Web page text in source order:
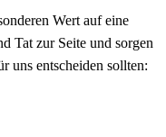
Wert auf eine
Tat zur Seite und sorgen
uns entscheiden sollten: